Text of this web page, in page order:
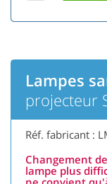
Lampes
projecteur
Réf. fabricant :
Changement de
lampe plus